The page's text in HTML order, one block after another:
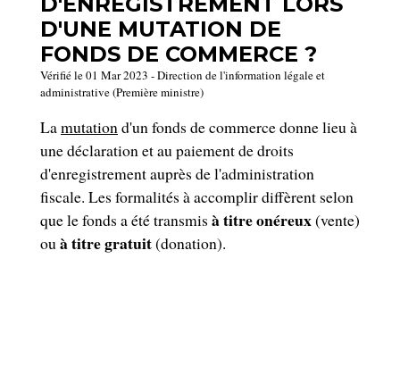
D'UNE MUTATION DE
FONDS DE COMMERCE ?
Vérifié le 01 Mar 2023 - Direction de l'information légale et
administrative (Première ministre)
Lamutationd'un fonds de commerce donne lieu à
une déclaration et au paiement de droits
d'enregistrement auprès de l'administration
fiscale. Les formalités à accomplir diffèrent selon
que le fonds a été transmis à titre onéreux(vente)
ouà titre gratuit(donation).